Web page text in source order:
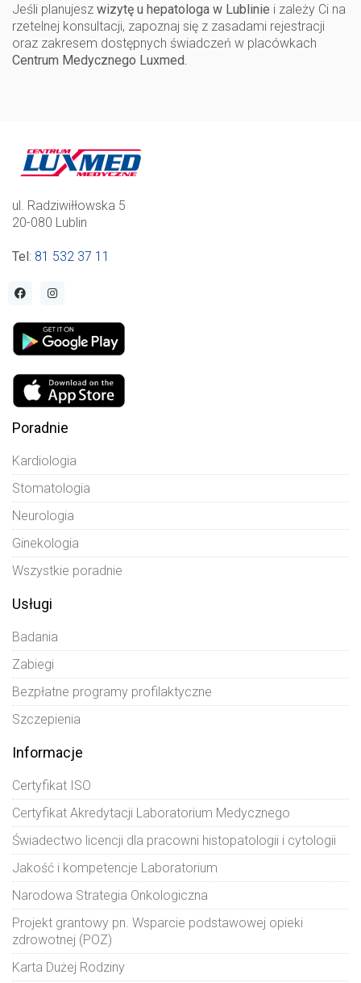
Jeśli planujesz wizytę u hepatologa w Lublinie i zależy Ci na
rzetelnej konsultacji, zapoznaj się z zasadami rejestracji
oraz zakresem dostępnych świadczeń w placówkach
Centrum Medycznego Luxmed.
ul. Radziwiłłowska 5
20-080 Lublin
Tel: 81 532 37 11
Poradnie
Kardiologia
Stomatologia
Neurologia
Ginekologia
Wszystkie poradnie
Usługi
Badania
Zabiegi
Bezpłatne programy profilaktyczne
Szczepienia
Informacje
Certyfikat ISO
Certyfikat Akredytacji Laboratorium Medycznego
Świadectwo licencji dla pracowni histopatologii i cytologii
Jakość i kompetencje Laboratorium
Narodowa Strategia Onkologiczna
Projekt grantowy pn. Wsparcie podstawowej opieki
zdrowotnej (POZ)
Karta Dużej Rodziny